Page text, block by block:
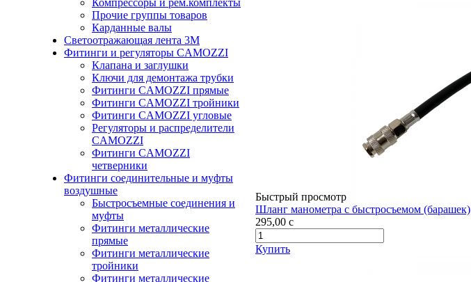
Компрессоры и рем.комплекты
Прочие группы товаров
Карданные валы
Светоотражающая лента 3М
Фитинги и регуляторы CAMOZZI
Клапана и заглушки
Ключи для демонтажа трубки
Фитинги CAMOZZI прямые
Фитинги CAMOZZI тройники
Фитинги CAMOZZI угловые
Регуляторы и распределители
CAMOZZI
Фитинги CAMOZZI
четверники
Фитинги соединительные и муфты
воздушные
Быстросъемные соединения и
муфты
Фитинги металлические
прямые
Фитинги металлические
тройники
Фитинги металлические
Быстрый просмотр
Шланг манометра с быстросъемом (барашек)
295,00 c
Купить